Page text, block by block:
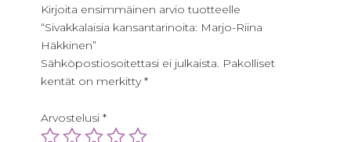
Kirjoita ensimmäinen arvio tuotteelle
“Sivakkalaisia kansantarinoita: Marjo-Riina
Häkkinen”
Sähköpostiosoitettasi ei julkaista. Pakolliset
kentät on merkitty*
Arvostelusi*